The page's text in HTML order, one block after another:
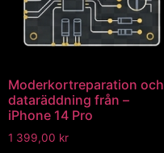
Moderkortreparation och
dataräddning från –
iPhone 14 Pro
1 399,00 kr